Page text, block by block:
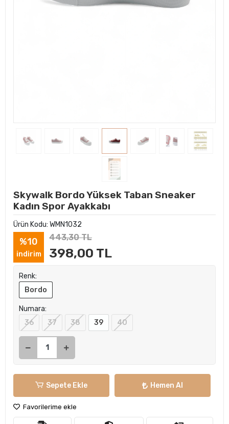
Skywalk Bordo Yüksek Taban Sneaker
Kadın Spor Ayakkabı
Ürün Kodu: WMN1032
%10
indirim
443,30 TL
398,00 TL
Renk:
Bordo
Numara:
36
37 38 39 40
Sepete Ekle Hemen Al
Favorilerime ekle